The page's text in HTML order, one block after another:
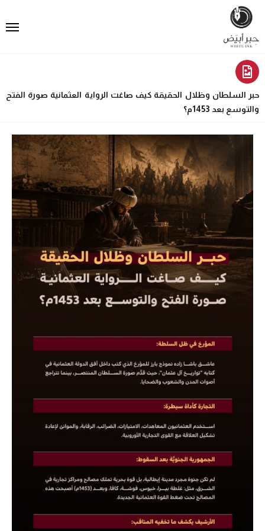
حبر السلطان وظلال الحقيقة كيف صاغت الرواية العثمانية صورة الفتح
والتوسع بعد 1453م؟